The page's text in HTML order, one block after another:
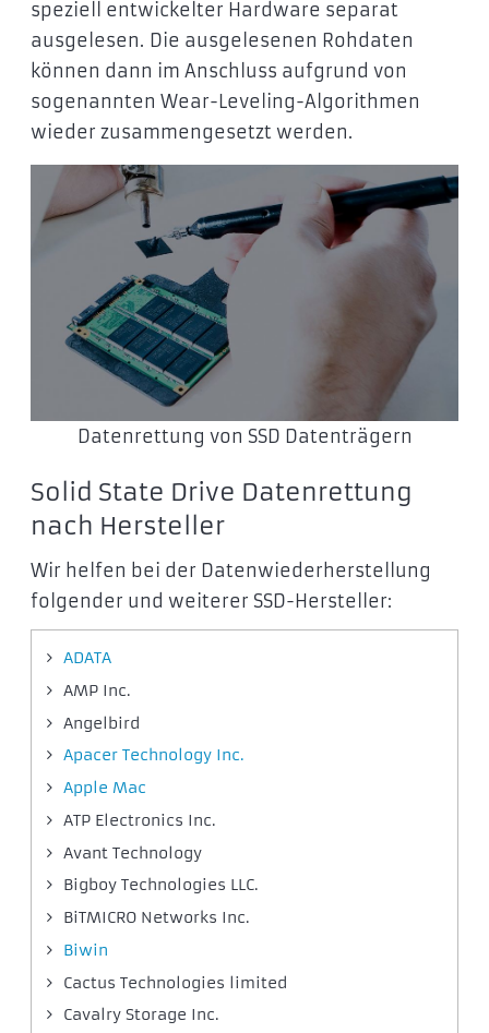
speziell entwickelter Hardware separat
ausgelesen. Die ausgelesenen Rohdaten
können dann im Anschluss aufgrund von
sogenannten Wear-Leveling-Algorithmen
wieder zusammengesetzt werden.
Datenrettung von SSD Datenträgern
Solid State Drive Datenrettung
nach Hersteller
Wir helfen bei der Datenwiederherstellung
folgender und weiterer SSD-Hersteller:
ADATA
AMP Inc.
Angelbird
Apacer Technology Inc.
Apple Mac
ATP Electronics Inc.
Avant Technology
Bigboy Technologies LLC.
BiTMICRO Networks Inc.
Biwin
Cactus Technologies limited
Cavalry Storage Inc.